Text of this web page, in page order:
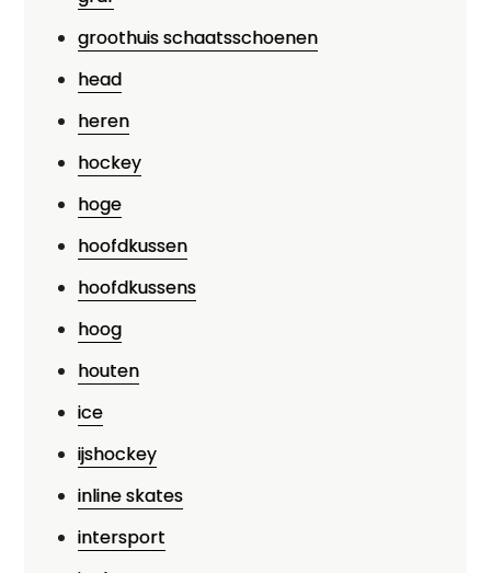
groothuis schaatsschoenen
head
heren
hockey
hoge
hoofdkussen
hoofdkussens
hoog
houten
ice
ijshockey
inline skates
intersport